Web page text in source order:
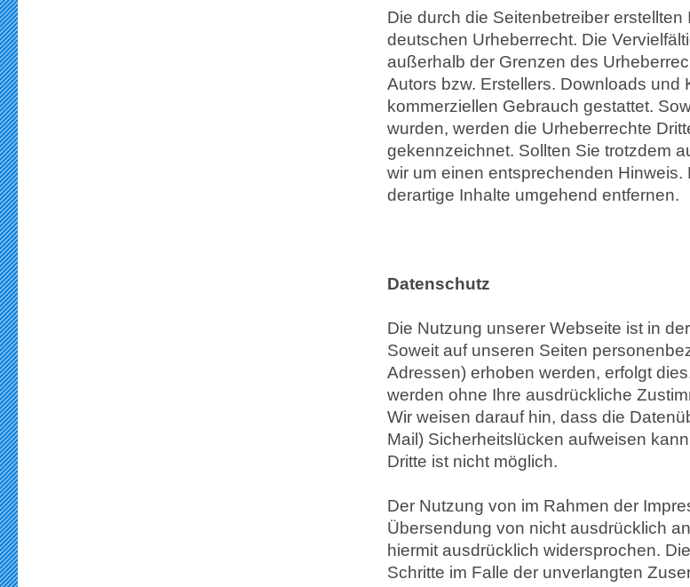
Die durch die Seitenbetreiber
deutschen Urheberrecht. Die
außerhalb der Grenzen des
Autors bzw. Erstellers. Downloads
kommerziellen Gebrauch gestattet.
wurden, werden die Urheberrechte
gekennzeichnet. Sollten Sie trotzdem
wir um einen entsprechenden
derartige Inhalte umgehend entfernen.
Datenschutz
Die Nutzung unserer Webseite ist in
Soweit auf unseren Seiten
Adressen) erhoben werden, erfolgt
werden ohne Ihre ausdrückliche
Wir weisen darauf hin, dass die
Mail) Sicherheitslücken aufweisen
Dritte ist nicht möglich.
Der Nutzung von im Rahmen der
Übersendung von nicht ausdrücklich
hiermit ausdrücklich widersprochen.
Schritte im Falle der unverlangten